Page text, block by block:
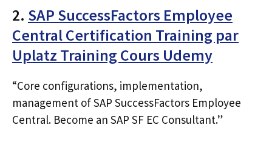
2. SAP SuccessFactors Employee
Central Certification Training par
Uplatz Training Cours Udemy
“Core configurations, implementation,
management of SAP SuccessFactors Employee
Central. Become an SAP SF EC Consultant.”